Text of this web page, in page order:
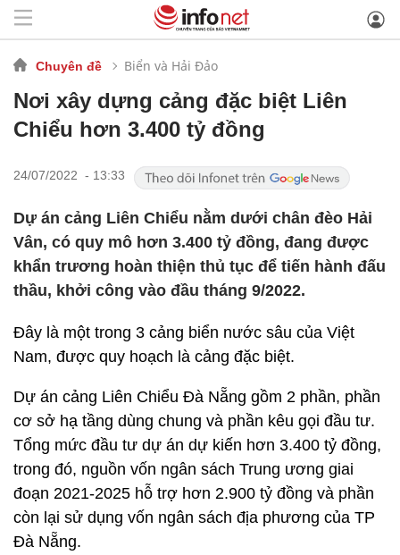
Chuyên đề Biển và Hải Đảo
Nơi xây dựng cảng đặc biệt Liên
Chiểu hơn 3.400 tỷ đồng
24/07/2022 - 13:33
Dự án cảng Liên Chiểu nằm dưới chân đèo Hải
Vân, có quy mô hơn 3.400 tỷ đồng, đang được
khẩn trương hoàn thiện thủ tục để tiến hành đấu
thầu, khởi công vào đầu tháng 9/2022.
Đây là một trong 3 cảng biển nước sâu của Việt
Nam, được quy hoạch là cảng đặc biệt.
Dự án cảng Liên Chiểu Đà Nẵng gồm 2 phần, phần
cơ sở hạ tầng dùng chung và phần kêu gọi đầu tư.
Tổng mức đầu tư dự án dự kiến hơn 3.400 tỷ đồng,
trong đó, nguồn vốn ngân sách Trung ương giai
đoạn 2021-2025 hỗ trợ hơn 2.900 tỷ đồng và phần
còn lại sử dụng vốn ngân sách địa phương của TP
Đà Nẵng.